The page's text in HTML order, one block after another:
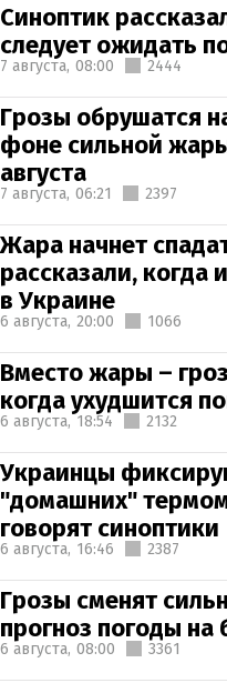
Синоптик
следует ожидать
7 августа, 08:00 2444
Грозы обрушатся
фоне сильной
августа
7 августа, 06:21 2397
Жара начнет
рассказали, когда
в Украине
6 августа, 20:00 1066
Вместо жары –
когда ухудшится
6 августа, 18:54 2132
Украинцы
"домашних"
говорят синоптики
6 августа, 16:46 2387
Грозы сменят
прогноз погоды
6 августа, 08:00 3361